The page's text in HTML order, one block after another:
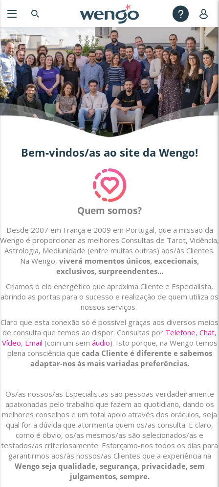
Bem-vindos/as ao site da Wengo!
Quem somos?
Desde 2007 em França e 2009 em Portugal, que a missão da
Wengo é proporcionar as melhores Consultas de Tarot, Vidência,
Astrologia, Mediunidade (entre muitas outras) aos/às Clientes.
Na Wengo, viverá momentos únicos, excecionais,
exclusivos, surpreendentes...
Criamos o elo energético que aproxima Cliente e Especialista,
abrindo as portas para o sucesso e realização de quem utiliza os
nossos serviços.
Claro que esta conexão só é possível graças aos diversos meios
de consulta que temos ao dispor: Consultas por Telefone, Chat,
Vídeo, Email (com um sem áudio). Isto porque, na Wengo temos
plena consciência que cada Cliente é diferente e sabemos
adaptar-nos às mais variadas preferências.
Os/as nossos/as Especialistas são pessoas verdadeiramente
apaixonadas pelo trabalho que fazem ao quotidiano, dando os
melhores conselhos e um total apoio através dos oráculos, seja
qual for a dúvida que atormenta quem os/as consulta. E claro,
como é óbvio, os/as mesmos/as são selecionados/as e
testados/as criteriosamente. Esforçamo-nos todos os dias para
garantirmos aos/às nossos/as Clientes que a experiência na
Wengo seja qualidade, segurança, privacidade, sem
julgamentos, sempre.